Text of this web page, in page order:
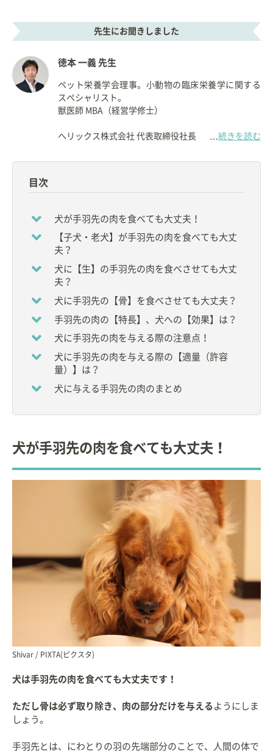
先生にお聞きしました
徳本 一義 先生
ペット栄養学会理事。小動物の臨床栄養学に関する
スペシャリスト。
獣医師 MBA（経営学修士）
ヘリックス株式会社 代表取締役社長
【資格】
◆ ペット栄養学会
理事
◆
一般社団法人ペットフード協会 新資格検定制度実
行委員会 委員長
◆ 日本獣医生命科学大学
◆帝京科学大学 非常勤講師
など
大学卒業後、小動物臨床に従事。
床栄養学に関する研究、情報発信を中心とした活動
を行う。
の活動。ペットの栄養に関する団体の要職を務め
…続きを読む
目次
犬が手羽先の肉を食べても大丈夫！
【子犬・老犬】が手羽先の肉を食べても大丈
夫？
犬に【生】の手羽先の肉を食べさせても大丈
夫？
犬に手羽先の【骨】を食べさせても大丈夫？
手羽先の肉の【特長】、犬への【効果】は？
犬に手羽先の肉を与える際の注意点！
犬に手羽先の肉を与える際の【適量（許容
量）】は？
犬に与える手羽先の肉のまとめ
犬が手羽先の肉を食べても大丈夫！
Shivar / PIXTA(ピクスタ)
犬は手羽先の肉を食べても大丈夫です！
ただし骨は必ず取り除き、肉の部分だけを与える ようにしま
しょう。
手羽先とは、にわとりの羽の先端部分のことで、人間の体で